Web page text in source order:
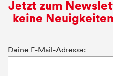
Jetzt zum
keine
Deine E-Mail-Adresse: